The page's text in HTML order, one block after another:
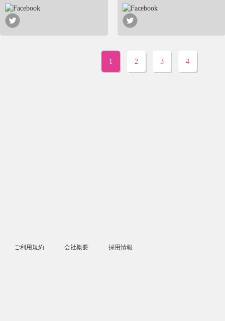
1 2 3 4
ご利用規約 会社概要 採用情報